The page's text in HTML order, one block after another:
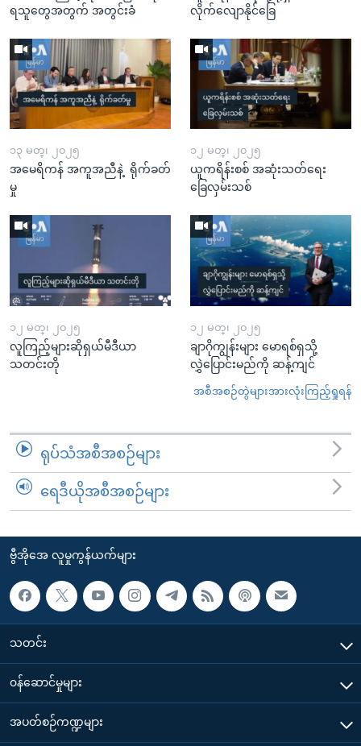
ရသူတွေအတွက် အတွင်းခံ
လိုက်လျောနိုင်ခြေ
၁၃ မတ္၊ ၂၀၂၅
အမေရိကန် အကူအညီနဲ့ ရိုက်ခတ်
မှု
၁၂ မတ္၊ ၂၀၂၅
ယူကရိန်းစစ် အဆုံးသတ်ရေး
ခြေလှမ်းသစ်
၁၂ မတ္၊ ၂၀၂၅
လူကြည့်များဆိုရှယ်မီဒီယာ
သတင်းတို
၁၂ မတ္၊ ၂၀၂၅
ချာဂိုကျွန်းများ မောရစ်ရှသို့
လွှဲပြောင်းမည်ကို ဆန့်ကျင်
အစီအစဉ်တွဲများအားလုံးကြည့်ရှုရန်
ရုပ်သံအစီအစဉ်များ
ရေဒီယိုအစီအစဉ်များ
ဗွီအိုအေ လူမှုကွန်ယက်များ
သတင်း
၀န်ဆောင်မှုများ
အပတ်စဉ်ကဏ္ဍများ